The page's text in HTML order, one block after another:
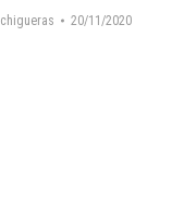
chigueras 20/11/2020